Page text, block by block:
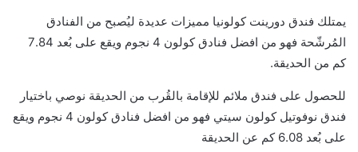
يمتلك فندق دورينت كولونيا مميزات عديدة ليُصبح من الفنادق
المُرشّحة فهو من افضل فنادق كولون 4 نجوم ويقع على بُعد 7.84
كم من الحديقة.
للحصول على فندق ملائم للإقامة بالقُرب من الحديقة نوصي باختيار
فندق نوفوتيل كولون سيتي فهو من افضل فنادق كولون 4 نجوم ويقع
على بُعد 6.08 كم عن الحديقة